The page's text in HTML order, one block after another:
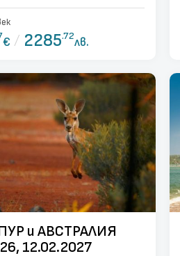
€ / 2285.72лв.
и АВСТРАЛИЯ
12.02.2027